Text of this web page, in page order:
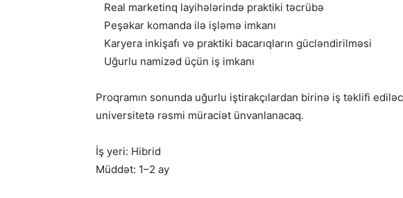
Real marketinq layihələrində praktiki təcrübə
Peşəkar komanda ilə işləmə imkanı
Karyera inkişafı və praktiki bacarıqların gücləndirilməsi
Uğurlu namizəd üçün iş imkanı
Proqramın sonunda uğurlu iştirakçılardan birinə iş təklifi
universitetə rəsmi müraciət ünvanlanacaq.
İş yeri: Hibrid
Müddət: 1–2 ay